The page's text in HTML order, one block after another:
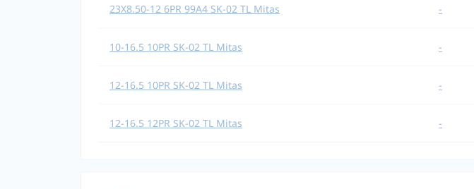
23X8.50-12 6PR 99A4 SK-02 TL Mitas -
10-16.5 10PR SK-02 TL Mitas -
12-16.5 10PR SK-02 TL Mitas -
12-16.5 12PR SK-02 TL Mitas -